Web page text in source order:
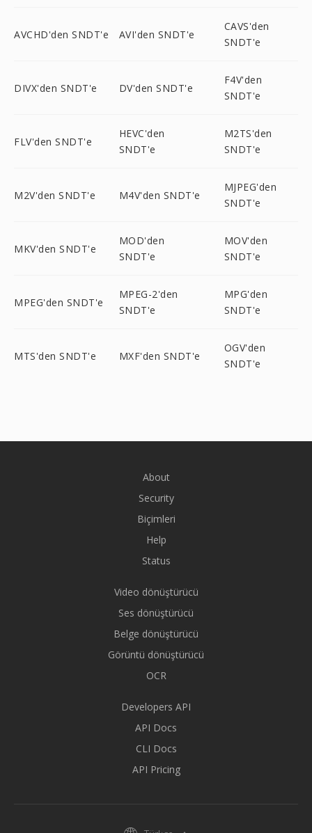
AVCHD'den SNDT'e AVI'den SNDT'e
CAVS'den
SNDT'e
DIVX'den SNDT'e DV'den SNDT'e
F4V'den
SNDT'e
FLV'den SNDT'e
HEVC'den
SNDT'e
M2TS'den
SNDT'e
M2V'den SNDT'e M4V'den SNDT'e
MJPEG'den
SNDT'e
MKV'den SNDT'e
MOD'den
SNDT'e
MOV'den
SNDT'e
MPEG'den SNDT'e
MPEG-2'den
SNDT'e
MPG'den
SNDT'e
MTS'den SNDT'e MXF'den SNDT'e
OGV'den
SNDT'e
About
Security
Biçimleri
Help
Status
Video dönüştürücü
Ses dönüştürücü
Belge dönüştürücü
Görüntü dönüştürücü
OCR
Developers API
API Docs
CLI Docs
API Pricing